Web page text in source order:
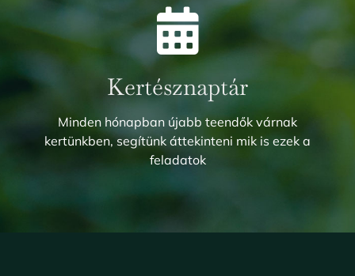
Kertésznaptár
Minden hónapban újabb teendők várnak
kertünkben, segítünk áttekinteni mik is ezek a
feladatok